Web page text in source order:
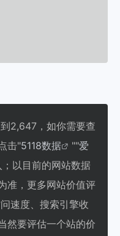
2,647，如你需要查
击"5118数据 ""爱
；以目前的网站数据
准，更多网站价值评
速度、搜索引擎收
然要评估一个站的价